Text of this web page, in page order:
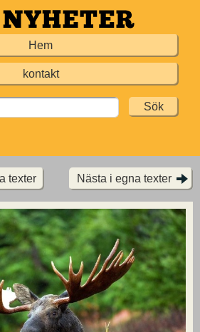
Hem
kontakt
texter Nästa i egna texter